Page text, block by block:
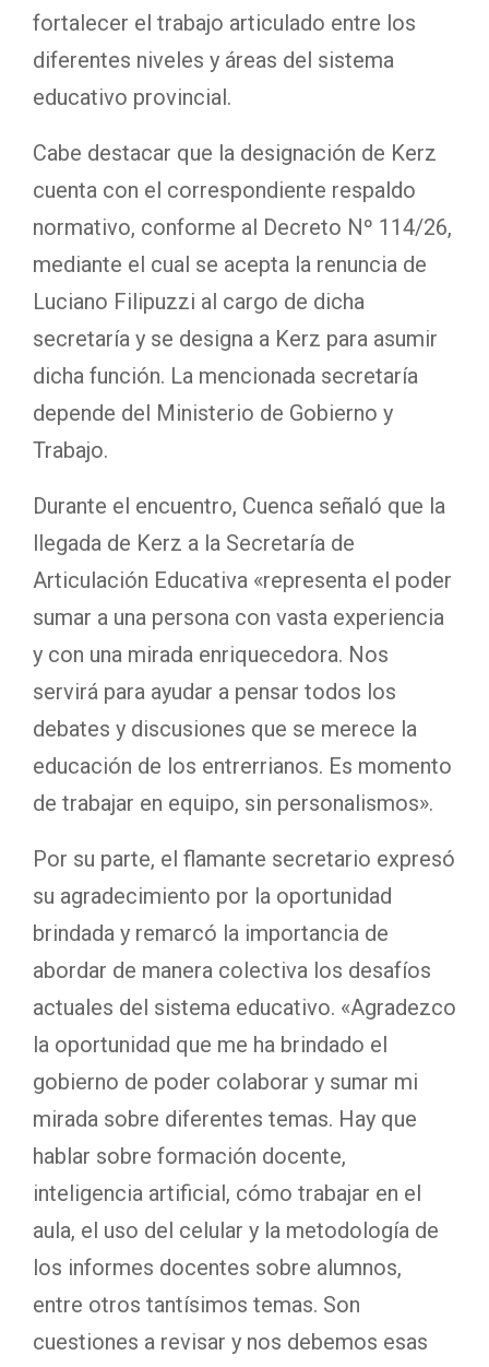
fortalecer el trabajo articulado entre los
diferentes niveles y áreas del sistema
educativo provincial.
Cabe destacar que la designación de Kerz
cuenta con el correspondiente respaldo
normativo, conforme al Decreto Nº 114/26,
mediante el cual se acepta la renuncia de
Luciano Filipuzzi al cargo de dicha
secretaría y se designa a Kerz para asumir
dicha función. La mencionada secretaría
depende del Ministerio de Gobierno y
Trabajo.
Durante el encuentro, Cuenca señaló que la
llegada de Kerz a la Secretaría de
Articulación Educativa «representa el poder
sumar a una persona con vasta experiencia
y con una mirada enriquecedora. Nos
servirá para ayudar a pensar todos los
debates y discusiones que se merece la
educación de los entrerrianos. Es momento
de trabajar en equipo, sin personalismos».
Por su parte, el flamante secretario expresó
su agradecimiento por la oportunidad
brindada y remarcó la importancia de
abordar de manera colectiva los desafíos
actuales del sistema educativo. «Agradezco
la oportunidad que me ha brindado el
gobierno de poder colaborar y sumar mi
mirada sobre diferentes temas. Hay que
hablar sobre formación docente,
inteligencia artificial, cómo trabajar en el
aula, el uso del celular y la metodología de
los informes docentes sobre alumnos,
entre otros tantísimos temas. Son
cuestiones a revisar y nos debemos esas